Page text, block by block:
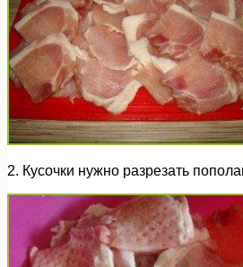
2. Кусочки нужно разрезать